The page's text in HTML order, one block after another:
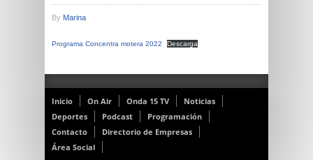
By Marina
Programa Concentra motera 2022 Descarga
Inicio On Air Onda 15 TV
Noticias
Deportes
Podcast
Programación
Contacto
Directorio de Empresas
Área Social